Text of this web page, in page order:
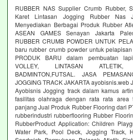
RUBBER NAS Supplier Crumb Rubber,
Karet Lintasan Jogging Rubber Nas
Menyediakan Berbagai Produk Rubber
ASEAN GAMES Senayan Jakarta
RUBBER CRUMB POWDER UNTUK
baru rubber crumb powder untuk
PRODUK BARU dalam pembuatan
VOLLEY, LINTASAN ATLETIK,
BADMINTON,FUTSAL. JASA
JOGGING TRACK JAKARTA
Ayobisnis Jogging track dalam kamus
fasilitas olahraga dengan rata rata
panjang Jual Produk Rubber Flooring dari
rubberindustri rubberflooring Rubber
RubberProduct Application: Children
Water Park, Pool Deck, Jogging Track,